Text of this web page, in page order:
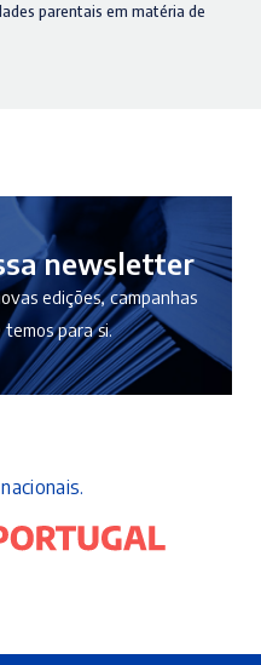
parentais em matéria de
newsletter
edições, campanhas
para si.